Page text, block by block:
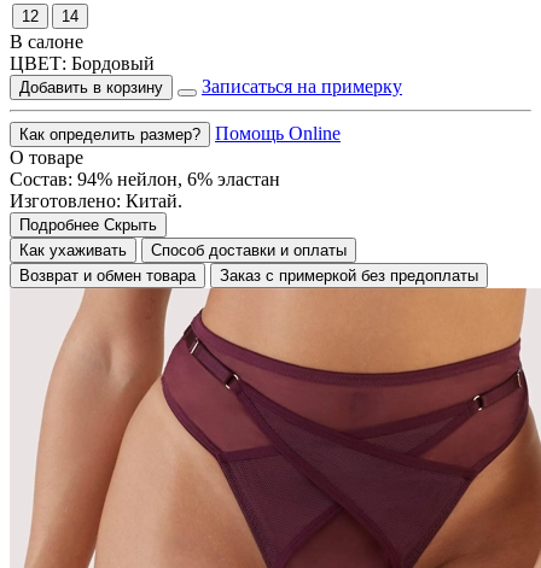
12 14
В салоне
ЦВЕТ: Бордовый
Добавить в корзину Записаться на примерку
Как определить размер?
Помощь Online
О товаре
Состав: 94% нейлон, 6% эластан
Изготовлено: Китай.
Подробнее Скрыть
Как ухаживать
Способ доставки и оплаты
Возврат и обмен товара
Заказ с примеркой без предоплаты